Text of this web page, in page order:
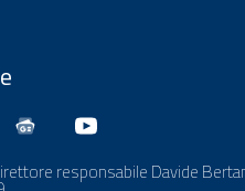
responsabile Davide